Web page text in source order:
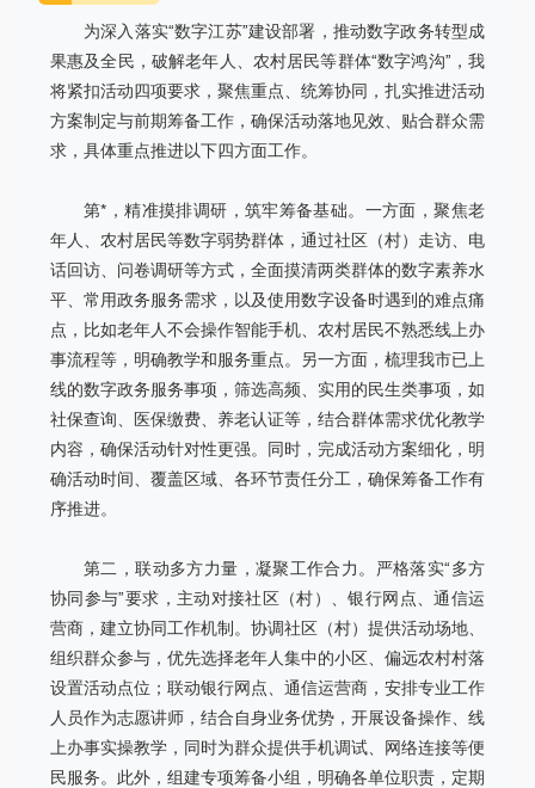
为深入落实“数字江苏”建设部署，推动数字政务转型成
果惠及全民，破解老年人、农村居民等群体“数字鸿沟”，我
将紧扣活动四项要求，聚焦重点、统筹协同，扎实推进活动
方案制定与前期筹备工作，确保活动落地见效、贴合群众需
求，具体重点推进以下四方面工作。
第*，精准摸排调研，筑牢筹备基础。一方面，聚焦老
年人、农村居民等数字弱势群体，通过社区（村）走访、电
话回访、问卷调研等方式，全面摸清两类群体的数字素养水
平、常用政务服务需求，以及使用数字设备时遇到的难点痛
点，比如老年人不会操作智能手机、农村居民不熟悉线上办
事流程等，明确教学和服务重点。另一方面，梳理我市已上
线的数字政务服务事项，筛选高频、实用的民生类事项，如
社保查询、医保缴费、养老认证等，结合群体需求优化教学
内容，确保活动针对性更强。同时，完成活动方案细化，明
确活动时间、覆盖区域、各环节责任分工，确保筹备工作有
序推进。
第二，联动多方力量，凝聚工作合力。严格落实“多方
协同参与”要求，主动对接社区（村）、银行网点、通信运
营商，建立协同工作机制。协调社区（村）提供活动场地、
组织群众参与，优先选择老年人集中的小区、偏远农村村落
设置活动点位；联动银行网点、通信运营商，安排专业工作
人员作为志愿讲师，结合自身业务优势，开展设备操作、线
上办事实操教学，同时为群众提供手机调试、网络连接等便
民服务。此外，组建专项筹备小组，明确各单位职责，定期